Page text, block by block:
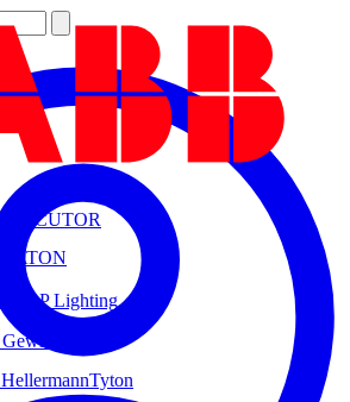
CIRCUTOR
EATON
ETAP Lighting
Gewiss
HellermannTyton